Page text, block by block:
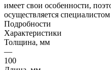
имеет свои особенности,
осуществляется
Подробности
Характеристики
Толщина, мм
—
100